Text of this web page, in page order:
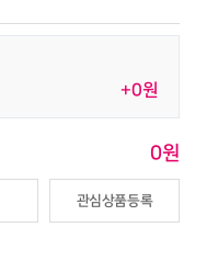
+0원
0원
관심상품등록